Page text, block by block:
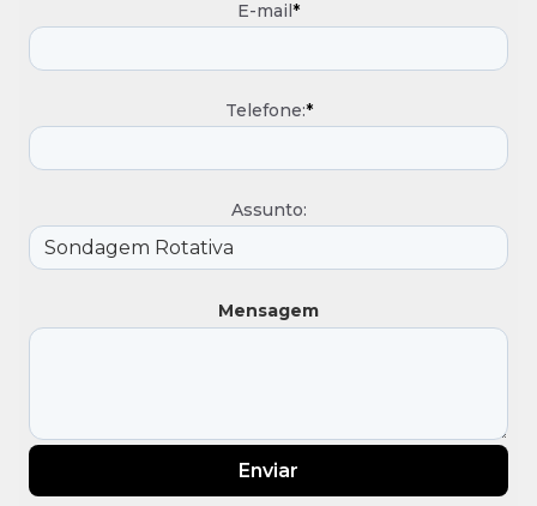
E-mail*
Telefone:*
Assunto:
Mensagem
Enviar